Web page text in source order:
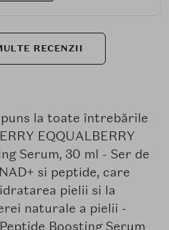
RECENZII
la toate întrebările
EQQUALBERRY
Serum, 30 ml - Ser de
si peptide, care
pielii si la
naturale a pielii -
Boosting Serum